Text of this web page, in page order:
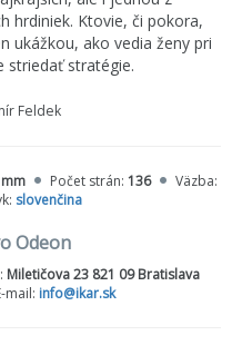
hrdiniek. Ktovie, či pokora,
ukážkou, ako vedia ženy pri
striedať stratégie.
Feldek
Počet strán: 136
Väzba:
slovenčina
Odeon
Miletičova 23 821 09 Bratislava
mail: info@ikar.sk